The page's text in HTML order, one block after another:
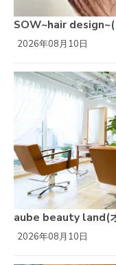
SOW~hair
2026年08月10日
aube beauty land(
2026年08月10日